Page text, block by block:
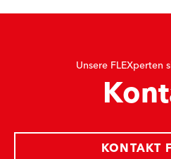
Unsere FLEXperten
KONTAKT